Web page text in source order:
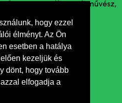
hogy ezzel
élményt. Az Ön
esetben a hatálya
kezeljük és
dönt, hogy tovább
elfogadja a
Jászai Mari-díjas színművész,